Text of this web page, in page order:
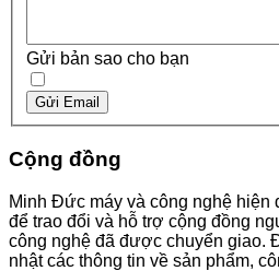
Gửi bản sao cho bạn
Gửi Email
Cộng đồng
Minh Đức máy và công nghệ hiện
để trao đổi và hỗ trợ cộng đồng
công nghệ đã được chuyển giao.
nhật các thông tin về sản phẩm,